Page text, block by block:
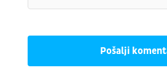
Pošalji